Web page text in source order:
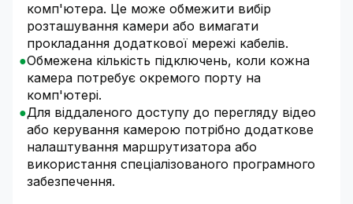
комп'ютера. Це може обмежити вибір
розташування камери або вимагати
прокладання додаткової мережі кабелів.
Обмежена кількість підключень, коли кожна
камера потребує окремого порту на
комп'ютері.
Для віддаленого доступу до перегляду відео
або керування камерою потрібно додаткове
налаштування маршрутизатора або
використання спеціалізованого програмного
забезпечення.